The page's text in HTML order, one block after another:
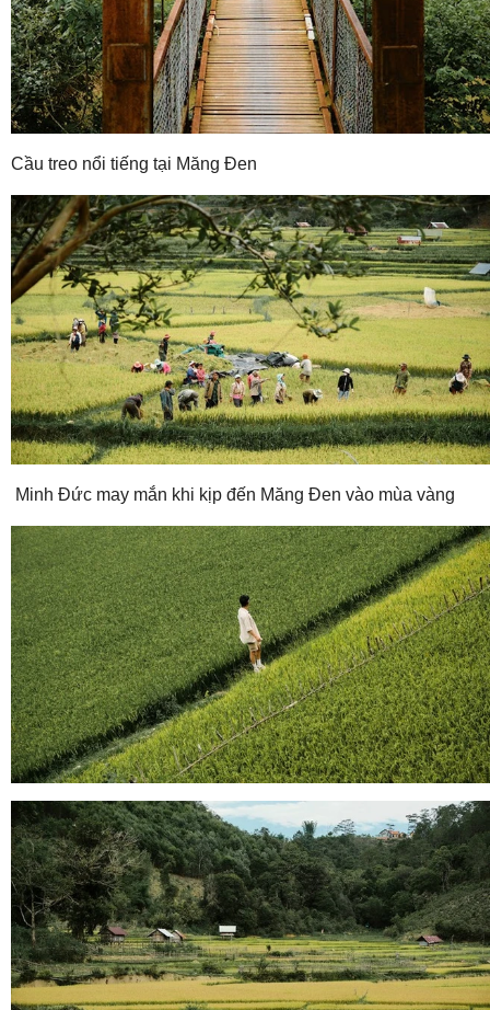
Cầu treo nổi tiếng tại Măng Đen
Minh Đức may mắn khi kịp đến Măng Đen vào mùa vàng